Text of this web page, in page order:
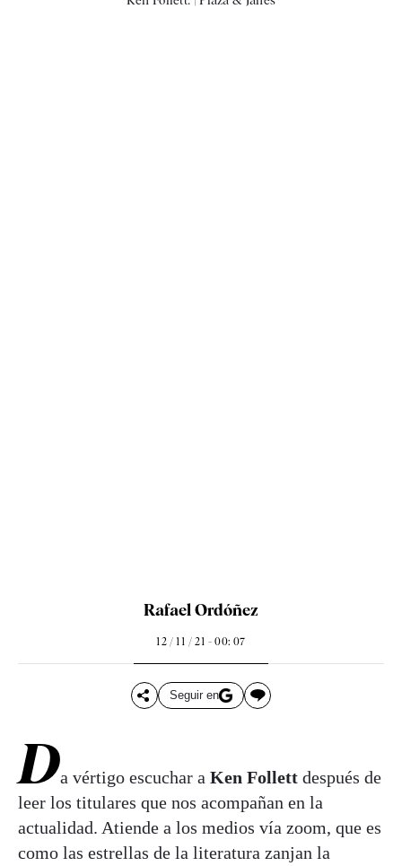
Rafael Ordóñez
12 / 11 / 21 - 00: 07
Seguir en
Da vértigo escuchar a Ken Follett después de
leer los titulares que nos acompañan en la
actualidad. Atiende a los medios vía zoom, que es
como las estrellas de la literatura zanjan la